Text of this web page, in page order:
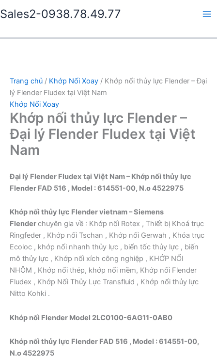
tới
dung
Sales2-0938.78.49.77
Trang chủ / Khớp Nối Xoay / Khớp nối thủy lực Flender – Đại
lý Flender Fludex tại Việt Nam
Khớp Nối Xoay
Khớp nối thủy lực Flender –
Đại lý Flender Fludex tại Việt
Nam
Đại lý Flender Fludex tại Việt Nam – Khớp nối thủy lực
Flender FAD 516 , Model : 614551-00, N.o 4522975
Khớp nối thủy lực Flendervietnam – Siemens
Flenderchuyên gia về : Khớp nối Rotex , Thiết bị Khoá trục
Ringfeder , Khớp nối Tschan , Khớp nối Gerwah , Khóa trục
Ecoloc , khớp nối nhanh thủy lực , biến tốc thủy lực , biến
mô thủy lực , Khớp nối xích công nghiệp , KHỚP NỐI
NHÔM , Khớp nối thép, khớp nối mềm, Khớp nối Flender
Fludex , Khớp Nối Thủy Lực Transfluid , Khớp nối thủy lực
Nitto Kohki .
Khớp nối Flender Model 2LC0100-6AG11-0AB0
Khớp nối thủy lực Flender FAD 516 , Model : 614551-00,
N.o 4522975